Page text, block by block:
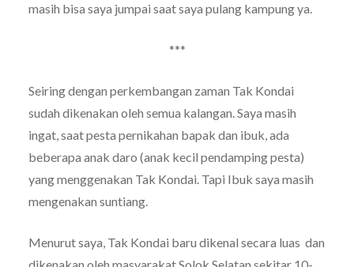
masih bisa saya jumpai saat saya pulang kampung ya.
***
Seiring dengan perkembangan zaman Tak Kondai
sudah dikenakan oleh semua kalangan. Saya masih
ingat, saat pesta pernikahan bapak dan ibuk, ada
beberapa anak daro (anak kecil pendamping pesta)
yang menggenakan Tak Kondai. Tapi Ibuk saya masih
mengenakan suntiang.
Menurut saya, Tak Kondai baru dikenal secara luas dan